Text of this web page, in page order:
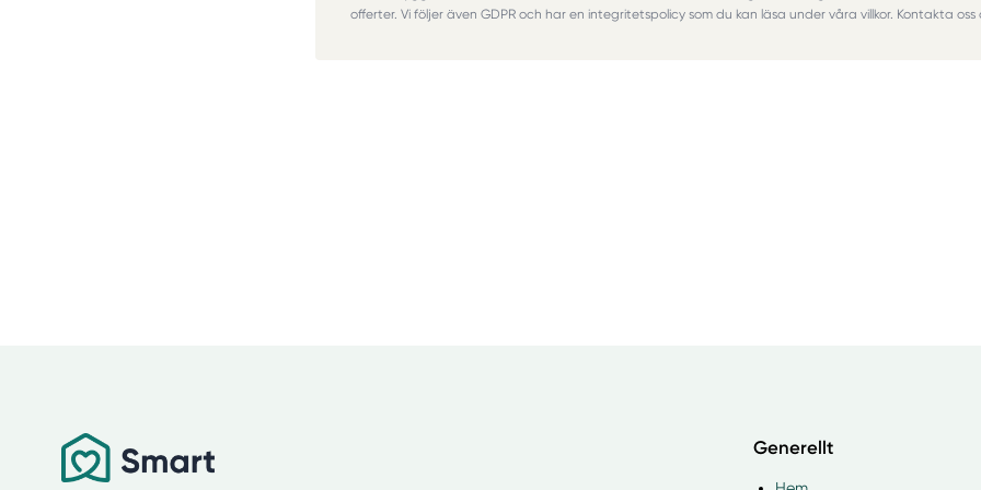
offerter. Vi följer även GDPR och har en integritetspolicy som du kan läsa under våra villkor. Kontakta oss
Generellt